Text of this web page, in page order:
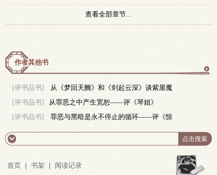
查看全部章节...
作者其他书
[评书品书]
从《梦回天阙》和《剑起云深》谈紫屋魔
恋的写作风格
[评书品书]
从罪恶之中产生宽恕——评《琴姐》
[评书品书]
罪恶与黑暗是永不停止的循环——评《惊
尘溅血》
首页 书架 阅读记录